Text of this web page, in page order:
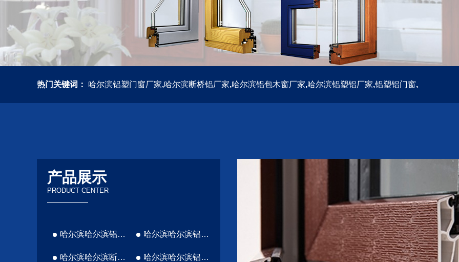
热门关键词： 哈尔滨铝塑门窗厂家,哈尔滨断桥铝厂家,哈尔滨铝包木窗厂家,哈尔滨铝塑铝厂家,铝塑铝门窗,
产品展示
PRODUCT CENTER
哈尔滨哈尔滨铝塑门窗厂家 哈尔滨哈尔滨铝包木窗厂家
哈尔滨哈尔滨断桥铝厂家 哈尔滨哈尔滨铝塑铝厂家